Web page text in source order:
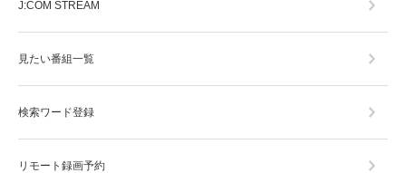
J:COM STREAM
見たい番組一覧
検索ワード登録
リモート録画予約